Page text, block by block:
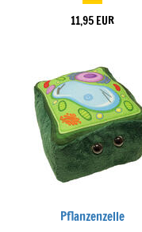
11,95 EUR
Pflanzenzelle